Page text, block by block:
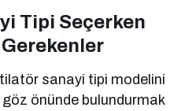
Tipi Seçerken
sanayi tipi modelini
önünde bulundurmak